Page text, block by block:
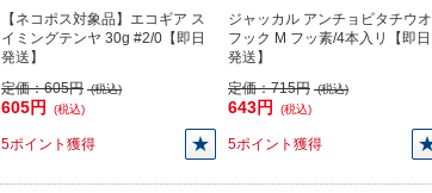
【ネコポス対象品】エコギア ス
イミングテンヤ 30g #2/0【即日
発送】
定価：605円 (税込)
605円 (税込)
5ポイント獲得
ジャッカル アンチョビタチウオ
フック M フッ素/4本入リ【即日
発送】
定価：715円 (税込)
643円 (税込)
5ポイント獲得